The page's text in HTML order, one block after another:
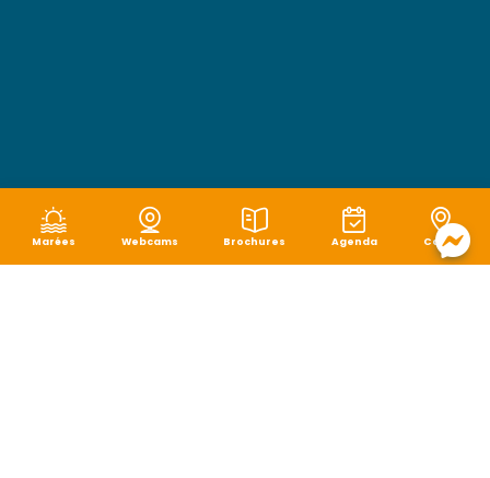
Marées Webcams Brochures Agenda Carte